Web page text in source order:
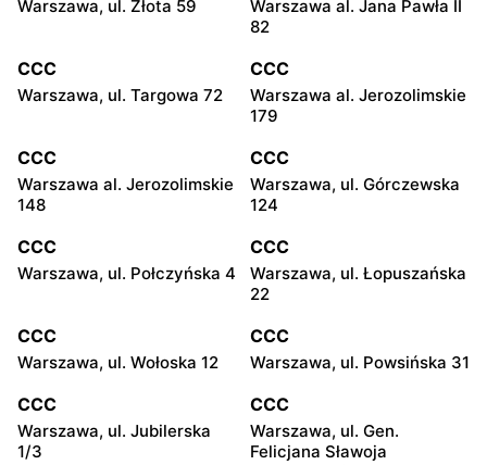
Warszawa, ul. Złota 59
Warszawa al. Jana Pawła II
82
CCC
Warszawa, ul. Targowa 72
CCC
Warszawa al. Jerozolimskie
179
CCC
Warszawa al. Jerozolimskie
148
CCC
Warszawa, ul. Górczewska
124
CCC
Warszawa, ul. Połczyńska 4
CCC
Warszawa, ul. Łopuszańska
22
CCC
Warszawa, ul. Wołoska 12
CCC
Warszawa, ul. Powsińska 31
CCC
Warszawa, ul. Jubilerska
1/3
CCC
Warszawa, ul. Gen.
Felicjana Sławoja